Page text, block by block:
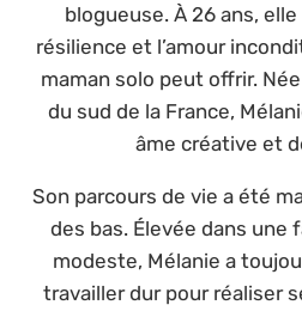
blogueuse. À 26 ans,
résilience et l’amour
maman solo peut offrir.
du sud de la France,
âme créative et
Son parcours de vie a été
des bas. Élevée dans une
modeste, Mélanie a
travailler dur pour réaliser